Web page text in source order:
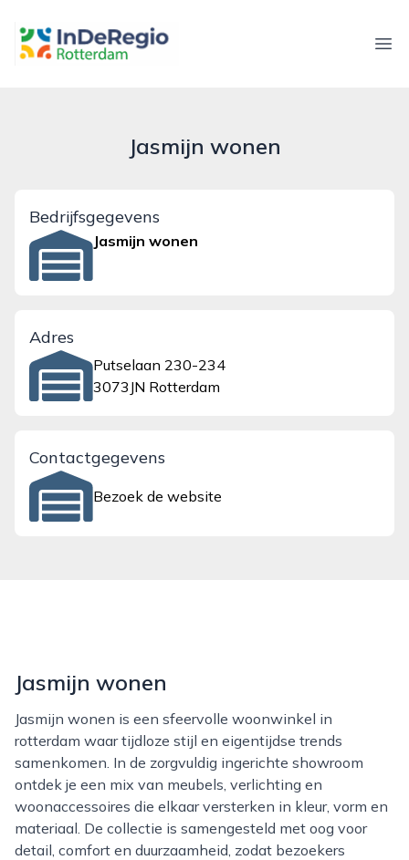
inderegiorotterdam.nl
Jasmijn wonen
Bedrijfsgegevens
Jasmijn wonen
Adres
Putselaan 230-234
3073JN Rotterdam
Contactgegevens
Bezoek de website
Jasmijn wonen
Jasmijn wonen is een sfeervolle woonwinkel in
rotterdam waar tijdloze stijl en eigentijdse trends
samenkomen. In de zorgvuldig ingerichte showroom
ontdek je een mix van meubels, verlichting en
woonaccessoires die elkaar versterken in kleur, vorm en
materiaal. De collectie is samengesteld met oog voor
detail, comfort en duurzaamheid, zodat bezoekers